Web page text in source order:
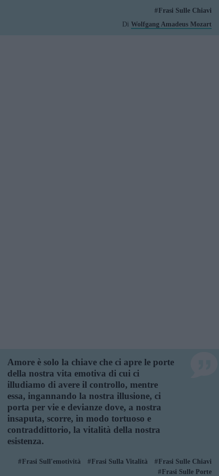
Frasi Sulle Chiavi
Di Wolfgang Amadeus Mozart
Amore è solo la chiave che ci apre le porte
della nostra vita emotiva di cui ci
illudiamo di avere il controllo, mentre
essa, ingannando la nostra illusione, ci
porta per vie e devianze dove, a nostra
insaputa, scorre, in modo tortuoso e
contraddittorio, la vitalità della nostra
esistenza.
Frasi Sull'emotività Frasi Sulla Vitalità
Frasi Sulle Chiavi
Frasi Sulle Porte